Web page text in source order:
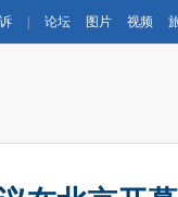
论坛 图片 视频